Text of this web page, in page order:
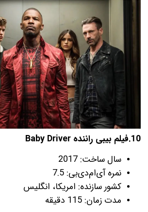
10.فیلم بیبی راننده Baby Driver
سال ساخت: 2017
نمره آی‌ام‌دی‌بی: 7.5
کشور سازنده: امریکا، انگلیس
مدت زمان: 115 دقیقه